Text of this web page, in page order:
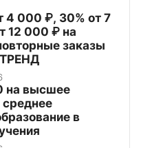
4 000 ₽, 30% от 7
12 000 ₽ на
заказы
на высшее
среднее
в